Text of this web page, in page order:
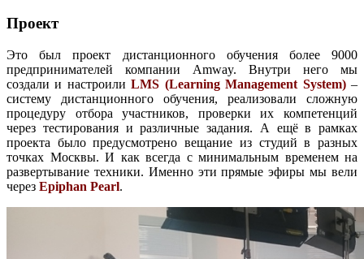
Проект
Это был проект дистанционного обучения более 9000
предпринимателей компании Amway. Внутри него мы
создали и настроилиLMS (Learning Management System)–
систему дистанционного обучения, реализовали сложную
процедуру отбора участников, проверки их компетенций
через тестирования и различные задания. А ещё в рамках
проекта было предусмотрено вещание из студий в разных
точках Москвы. И как всегда с минимальным временем на
развертывание техники. Именно эти прямые эфиры мы вели
через Epiphan Pearl.